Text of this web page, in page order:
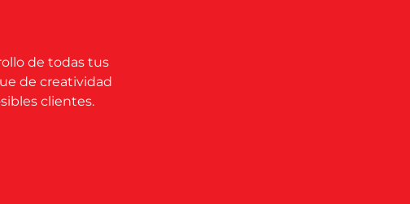
de todas tus
de creatividad
clientes.